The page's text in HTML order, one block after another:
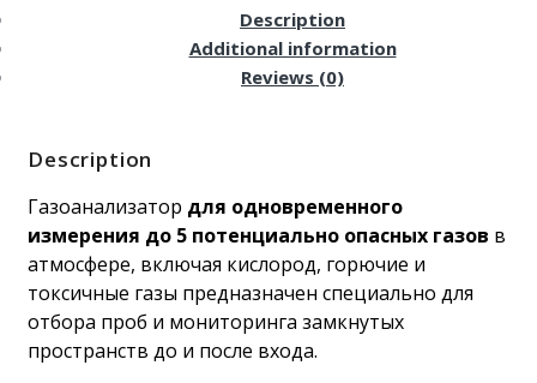
Description
Additional information
Reviews (0)
Description
Газоанализатор для одновременного
измерения до 5 потенциально опасных газов в
атмосфере, включая кислород, горючие и
токсичные газы предназначен специально для
отбора проб и мониторинга замкнутых
пространств до и после входа.